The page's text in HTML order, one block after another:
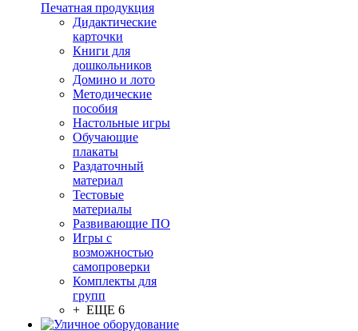
Печатная продукция
Дидактические
карточки
Книги для
дошкольников
Домино и лото
Методические
пособия
Настольные игры
Обучающие
плакаты
Раздаточный
материал
Тестовые
материалы
Развивающие ПО
Игры с
возможностью
самопроверки
Комплекты для
групп
+ ЕЩЕ 6